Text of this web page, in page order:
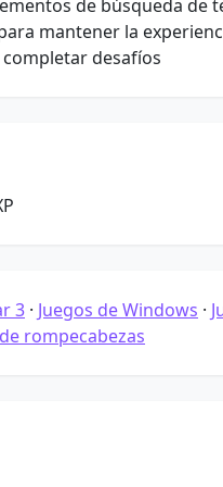
de búsqueda de
mantener la
desafíos
3 · Juegos de Windows ·
rompecabezas